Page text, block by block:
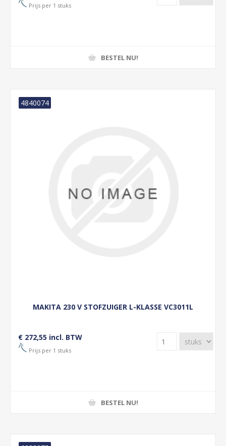
Prijs per 1 stuks
BESTEL NU!
MAKITA 230 V STOFZUIGER L-KLASSE VC3011L
4840074
€ 272,55 incl. BTW
Prijs per 1 stuks
BESTEL NU!